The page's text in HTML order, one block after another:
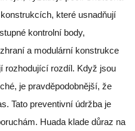
které usnadňují
kontrolní body,
a modulární konstrukce
rozhodující rozdíl. Když jsou
je pravděpodobnější, že
Tato preventivní údržba je
Huada klade důraz na